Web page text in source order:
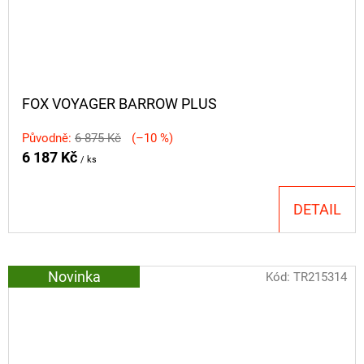
FOX VOYAGER BARROW PLUS
Původně: 6 875 Kč (–10 %)
6 187 Kč / ks
DETAIL
Novinka Kód: TR215314